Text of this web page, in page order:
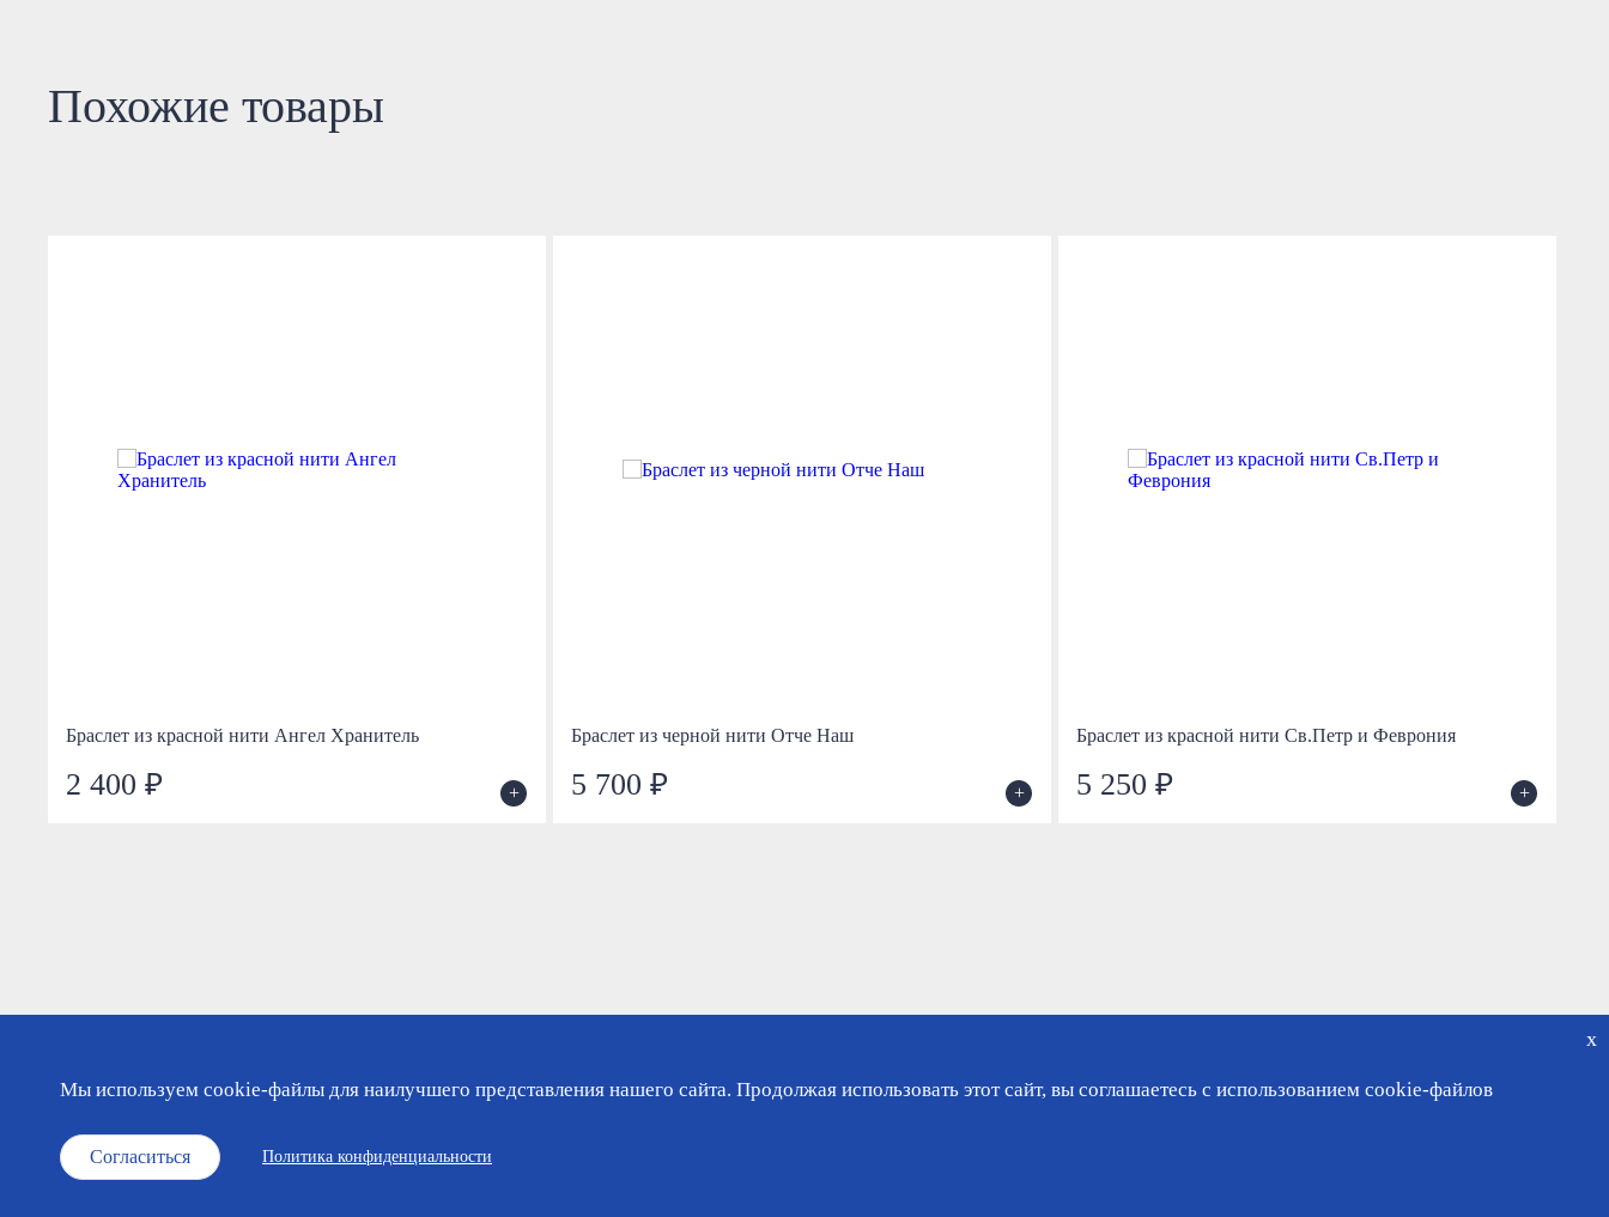
Похожие товары
Браслет из красной нити Ангел Хранитель
2 400 ₽ +
Браслет из черной нити Отче Наш
5 700 ₽ +
Браслет из красной нити Св.Петр и Феврония
5 250 ₽ +
x
Мы используем cookie-файлы для наилучшего представления нашего сайта. Продолжая использовать этот сайт, вы соглашаетесь с использованием cookie-файлов
Согласиться Политика конфиденциальности